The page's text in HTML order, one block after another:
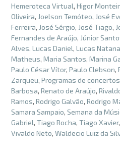
Hemeroteca Virtual, Higor
Oliveira, Joelson Temóteo, José
Ferreira, José Sérgio, José Tiago,
Fernandes de Araújo, Júnior
Alves, Lucas Daniel, Lucas
Matheus, Maria Santos, Marina
Paulo César Vítor, Paulo Clebson,
Zarqueu, Programas de concertos
Barbosa, Renato de Araújo,
Ramos, Rodrigo Galvão, Rodrigo
Samara Sampaio, Semana da
Gabriel, Tiago Rocha, Tiago Xavier,
Vivaldo Neto, Waldecio Luiz da